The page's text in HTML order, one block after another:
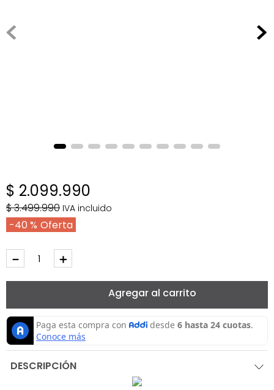
$ 2.099.990
$3.499.990 IVA incluido
40 %
＋
－
Agregar al carrito
DESCRIPCIÓN